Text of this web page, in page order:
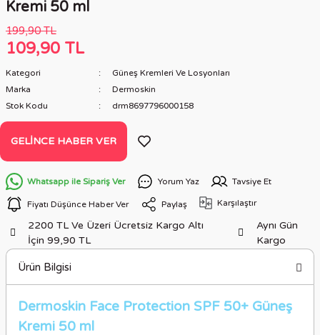
Kremi 50 ml
199,90 TL
109,90 TL
Kategori
Güneş Kremleri Ve Losyonları
Marka
Dermoskin
Stok Kodu
drm8697796000158
GELINCE HABER VER
Whatsapp ile Sipariş Ver Yorum Yaz Tavsiye Et
Fiyatı Düşünce Haber Ver Paylaş Karşılaştır
2200 TL Ve Üzeri Ücretsiz Kargo Altı
İçin 99,90 TL
Aynı Gün
Kargo
Ürün Bilgisi
Dermoskin Face Protection SPF 50+ Güneş
Kremi 50 ml